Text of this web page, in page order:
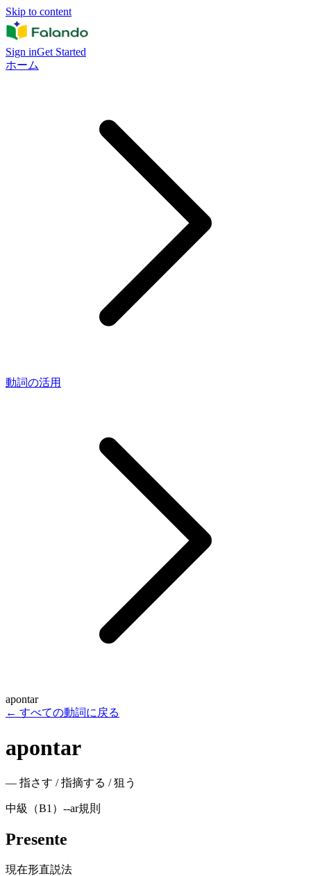
Skip to content
Sign inGet Started
ホーム
動詞の活用
apontar
← すべての動詞に戻る
apontar
— 指さす / 指摘する / 狙う
中級（B1） --ar規則
Presente
現在形直説法